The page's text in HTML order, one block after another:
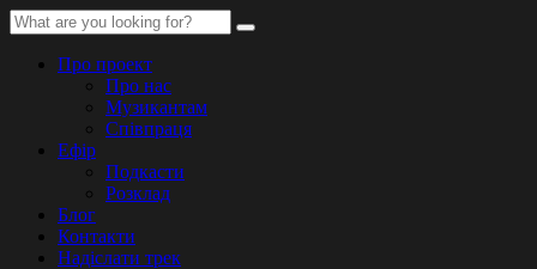
Про проект
Про нас
Музикантам
Співпраця
Ефір
Подкасти
Розклад
Блог
Контакти
Надіслати трек